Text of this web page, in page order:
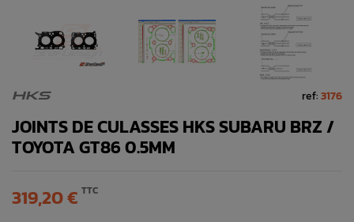
HKS ref:3176
JOINTS DE CULASSES HKS SUBARU BRZ /
TOYOTA GT86 0.5MM
319,20 € TTC